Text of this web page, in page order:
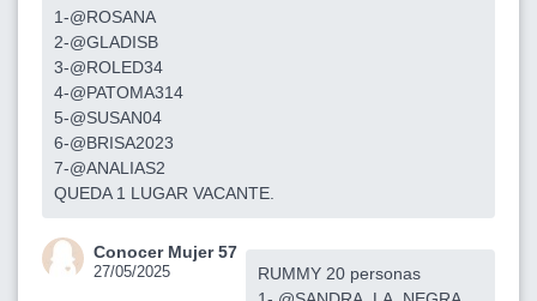
1-@ROSANA
2-@GLADISB
3-@ROLED34
4-@PATOMA314
5-@SUSAN04
6-@BRISA2023
7-@ANALIAS2
QUEDA 1 LUGAR VACANTE.
Conocer Mujer 57
27/05/2025
RUMMY 20 personas